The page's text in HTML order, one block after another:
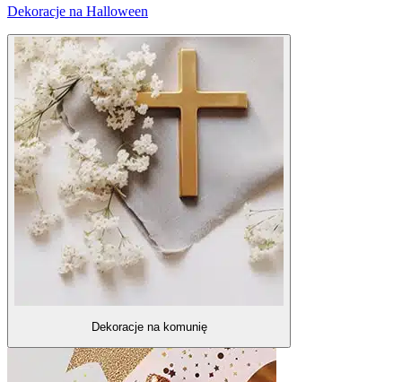
Dekoracje na Halloween
Dekoracje na komunię